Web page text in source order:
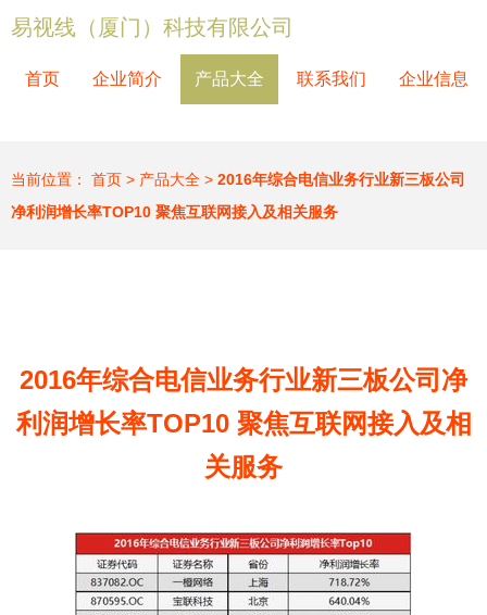
易视线（厦门）科技有限公司
首页 企业简介 产品大全 联系我们 企业信息
当前位置： 首页 > 产品大全 > 2016年综合电信业务行业新三板公司
净利润增长率TOP10 聚焦互联网接入及相关服务
2016年综合电信业务行业新三板公司净
利润增长率TOP10 聚焦互联网接入及相
关服务